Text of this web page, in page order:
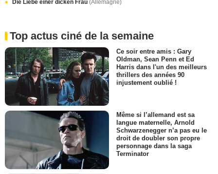
Die Liebe einer dicken Frau (Allemagne)
Top actus ciné de la semaine
Ce soir entre amis : Gary
Oldman, Sean Penn et Ed
Harris dans l'un des meilleurs
thrillers des années 90
injustement oublié !
Même si l’allemand est sa
langue maternelle, Arnold
Schwarzenegger n’a pas eu le
droit de doubler son propre
personnage dans la saga
Terminator